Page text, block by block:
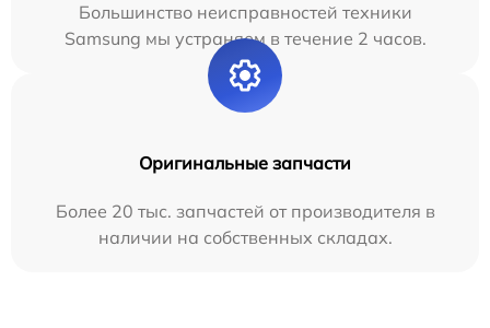
Большинство неисправностей техники
Samsung мы устраняем в течение 2 часов.
Оригинальные запчасти
Более 20 тыс. запчастей от производителя в
наличии на собственных складах.